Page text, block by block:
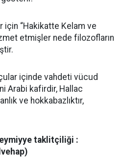
için “Hakikatte Kelam ve
etmişler nede filozofların
içinde vahdeti vücud
Arabi kafirdir, Hallac
ve hokkabazlıktır,
taklitçiliği :